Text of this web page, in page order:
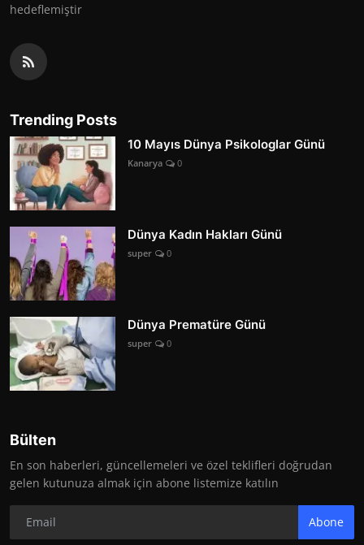
hedeflemiştir
Trending Posts
10 Mayıs Dünya Psikologlar Günü
Kanarya 0
Dünya Kadın Hakları Günü
super 0
Dünya Prematüre Günü
super 0
Bülten
En son haberleri, güncellemeleri ve özel teklifleri doğrudan
gelen kutunuza almak için abone listemize katılın
Abone